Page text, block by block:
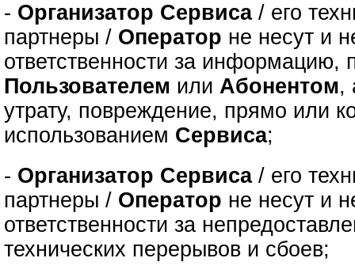
- Организатор Сервиса/ его
партнеры / Оператор не несут и
ответственности за информацию,
Пользователем илиАбонентом,
утрату, повреждение, прямо или
использованием Сервиса;
- Организатор Сервиса/ его
партнеры / Оператор не несут и
ответственности за
технических перерывов и сбоев;